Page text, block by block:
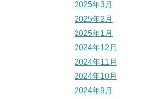
2025年3月
2025年2月
2025年1月
2024年12月
2024年11月
2024年10月
2024年9月